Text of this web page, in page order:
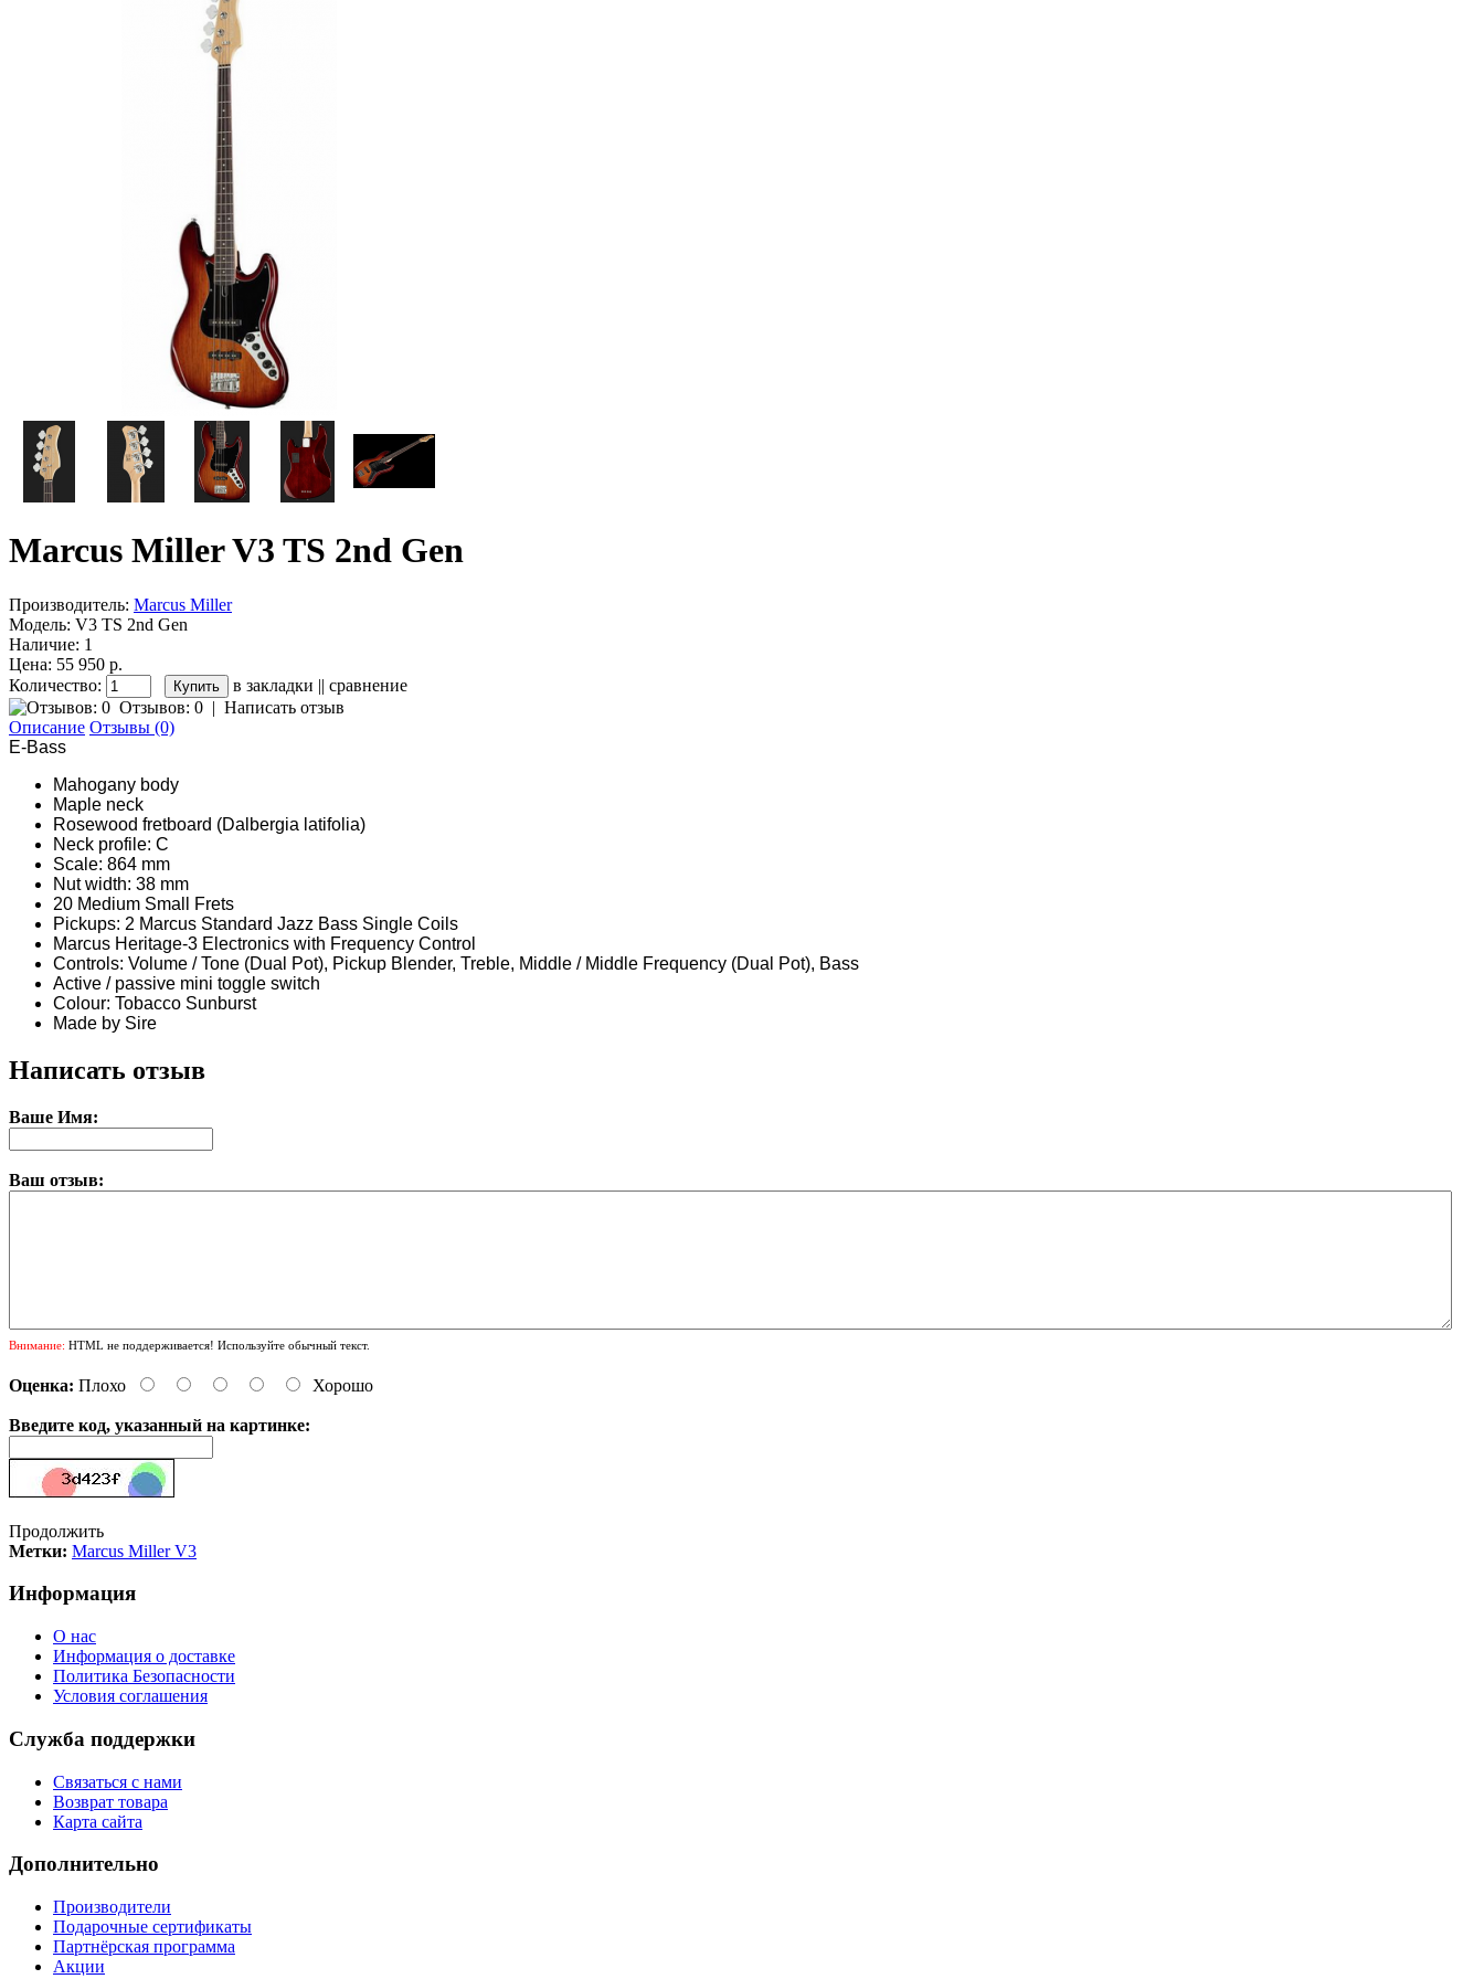
Marcus Miller V3 TS 2nd Gen
Производитель: Marcus Miller
Модель: V3 TS 2nd Gen
Наличие: 1
Цена: 55 950 р.
Количество:
в закладки || сравнение
Отзывов: 0 | Написать отзыв
Описание Отзывы (0)
E-Bass
Mahogany body
Maple neck
Rosewood fretboard (Dalbergia latifolia)
Neck profile: C
Scale: 864 mm
Nut width: 38 mm
20 Medium Small Frets
Pickups: 2 Marcus Standard Jazz Bass Single Coils
Marcus Heritage-3 Electronics with Frequency Control
Controls: Volume / Tone (Dual Pot), Pickup Blender, Treble, Middle / Middle Frequency (Dual Pot), Bass
Active / passive mini toggle switch
Colour: Tobacco Sunburst
Made by Sire
Написать отзыв
Ваше Имя:
Ваш отзыв:
Внимание: HTML не поддерживается! Используйте обычный текст.
Оценка: Плохо Хорошо
Введите код, указанный на картинке:
Продолжить
Метки: Marcus Miller V3
Информация
О нас
Информация о доставке
Политика Безопасности
Условия соглашения
Служба поддержки
Связаться с нами
Возврат товара
Карта сайта
Дополнительно
Производители
Подарочные сертификаты
Партнёрская программа
Акции